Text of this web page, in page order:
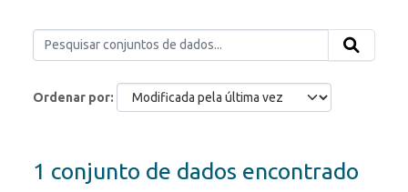
Ordenar por
1 conjunto de dados encontrado